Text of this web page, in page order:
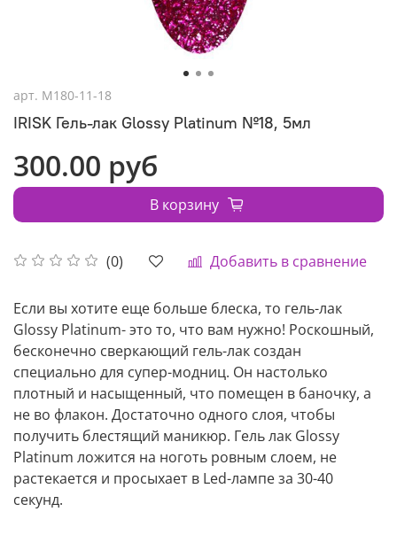
арт. M180-11-18
IRISK Гель-лак Glossy Platinum №18, 5мл
(0) Добавить в сравнение
300.00 руб
В корзину
Если вы хотите еще больше блеска, то гель-лак
Glossy Platinum- это то, что вам нужно! Роскошный,
бесконечно сверкающий гель-лак создан
специально для супер-модниц. Он настолько
плотный и насыщенный, что помещен в баночку, а
не во флакон. Достаточно одного слоя, чтобы
получить блестящий маникюр. Гель лак Glossy
Platinum ложится на ноготь ровным слоем, не
растекается и просыхает в Led-лампе за 30-40
секунд.